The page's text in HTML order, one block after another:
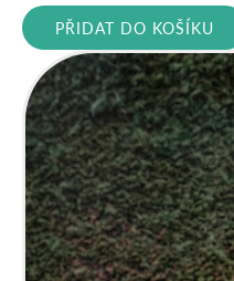
byla:
3
390 Kč.
je:
2
490 Kč.
PŘIDAT DO KOŠÍKU